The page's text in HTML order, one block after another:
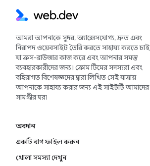
আমরা আপনাকে সুন্দর, অ্যাক্সেসযোগ্য, দ্রুত এবং
নিরাপদ ওয়েবসাইট তৈরি করতে সাহায্য করতে চাই
যা ক্রস-ব্রাউজার কাজ করে এবং আপনার সমস্ত
ব্যবহারকারীদের জন্য। ক্রোম টিমের সদস্যরা এবং
বহিরাগত বিশেষজ্ঞদের দ্বারা লিখিত সেই যাত্রায়
আপনাকে সাহায্য করার জন্য এই সাইটটি আমাদের
সামগ্রীর ঘর৷
অবদান
একটি বাগ ফাইল করুন
খোলা সমস্যা দেখুন